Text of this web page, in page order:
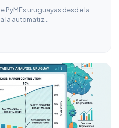
PyMEs uruguayas desde la
la automatiz…